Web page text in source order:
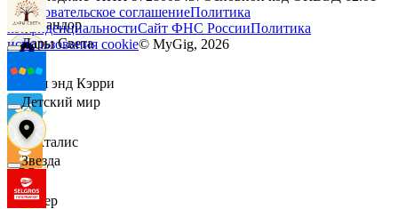
Командор
Кэш энд Кэрри
Лакталис
Левер
Дары Света
Детский мир
Звезда
Пользовательское соглашениеПолитика
конфиденциальностиСайт ФНС РоссииПолитика
использования cookie© MyGig, 2026